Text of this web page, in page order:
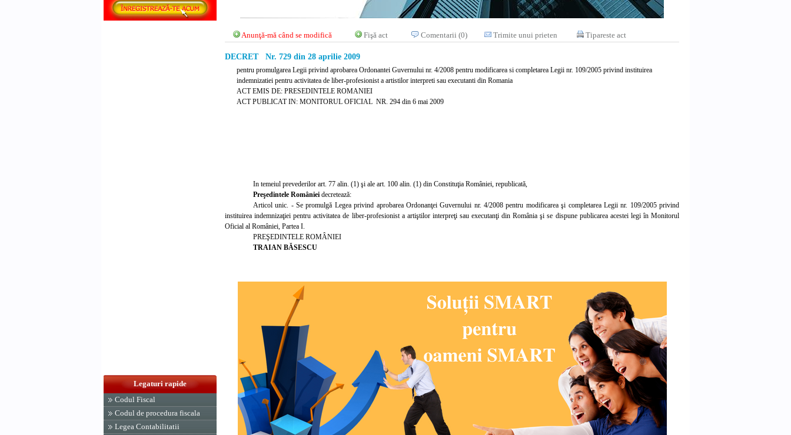
Legaturi rapide
Codul Fiscal
Codul de procedura fiscala
Legea Contabilitatii
Anunţă-mă când se modifică Fişă act Comentarii (0) Trimite unui prieten Tipareste act
DECRET Nr. 729 din 28 aprilie 2009
pentru promulgarea Legii privind aprobarea Ordonantei Guvernului nr. 4/2008 pentru modificarea si completarea Legii nr. 109/2005 privind instituirea
indemnizatiei pentru activitatea de liber-profesionist a artistilor interpreti sau executanti din Romania
ACT EMIS DE: PRESEDINTELE ROMANIEI
ACT PUBLICAT IN: MONITORUL OFICIAL NR. 294 din 6 mai 2009
In temeiul prevederilor art. 77 alin. (1) şi ale art. 100 alin. (1) din Constituţia României, republicată,
Preşedintele României decretează:
Articol unic. - Se promulgă Legea privind aprobarea Ordonanţei Guvernului nr. 4/2008 pentru modificarea şi completarea Legii nr. 109/2005 privind
instituirea indemnizaţiei pentru activitatea de liber-profesionist a artiştilor interpreţi sau executanţi din România şi se dispune publicarea acestei legi în Monitorul
Oficial al României, Partea I.
PREŞEDINTELE ROMÂNIEI
TRAIAN BĂSESCU